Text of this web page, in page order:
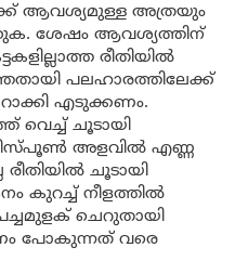
ആവശ്യമുള്ള അത്രയും
ശേഷം ആവശ്യത്തിന്
രീതിയിൽ
പലഹാരത്തിലേക്ക്
എടുക്കണം.
വെച്ച് ചൂടായി
അളവിൽ എണ്ണ
ചൂടായി
കുറച്ച് നീളത്തിൽ
ചെറുതായി
പോകുന്നത് വരെ